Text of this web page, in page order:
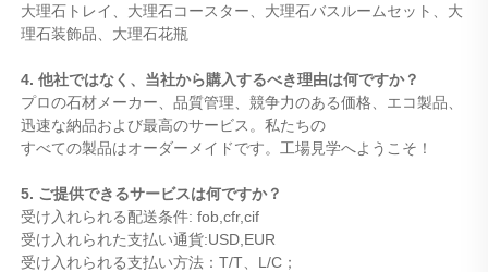
大理石トレイ、大理石コースター、大理石バスルームセット、大
理石装飾品、大理石花瓶
4. 他社ではなく、当社から購入するべき理由は何ですか？
プロの石材メーカー、品質管理、競争力のある価格、エコ製品、
迅速な納品および最高のサービス。私たちの
すべての製品はオーダーメイドです。工場見学へようこそ！
5. ご提供できるサービスは何ですか？
受け入れられる配送条件: fob,cfr,cif
受け入れられた支払い通貨:USD,EUR
受け入れられる支払い方法：T/T、L/C；